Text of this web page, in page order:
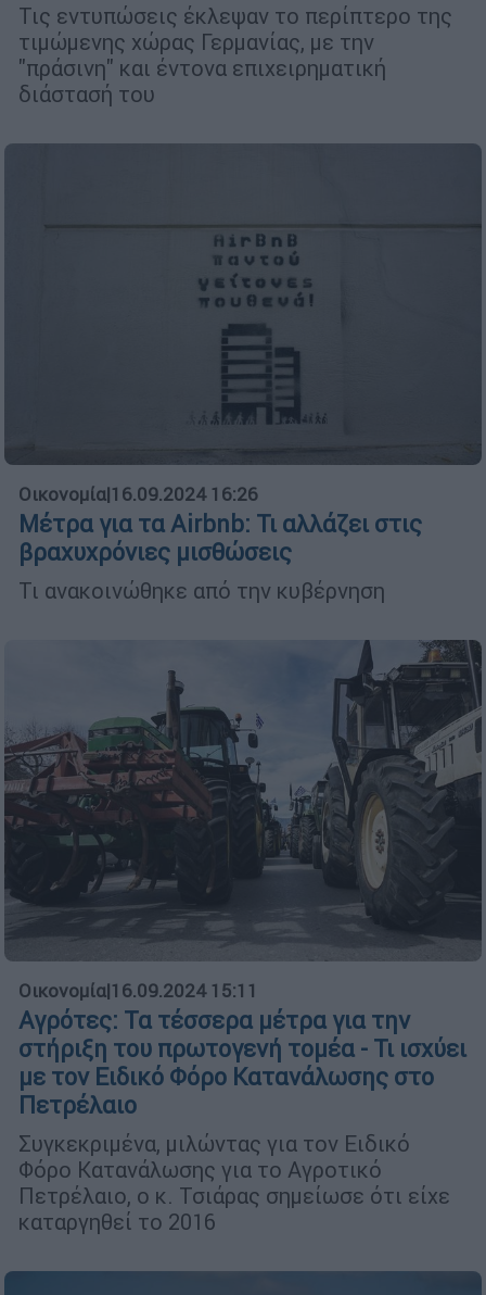
Τις εντυπώσεις έκλεψαν το περίπτερο της
τιμώμενης χώρας Γερμανίας, με την
"πράσινη" και έντονα επιχειρηματική
διάστασή του
Οικονομία|16.09.2024 16:26
Μέτρα για τα Airbnb: Τι αλλάζει στις
βραχυχρόνιες μισθώσεις
Τι ανακοινώθηκε από την κυβέρνηση
Οικονομία|16.09.2024 15:11
Αγρότες: Τα τέσσερα μέτρα για την
στήριξη του πρωτογενή τομέα - Τι ισχύει
με τον Ειδικό Φόρο Κατανάλωσης στο
Πετρέλαιο
Συγκεκριμένα, μιλώντας για τον Eιδικό
Φόρο Κατανάλωσης για το Αγροτικό
Πετρέλαιο, ο κ. Τσιάρας σημείωσε ότι είχε
καταργηθεί το 2016